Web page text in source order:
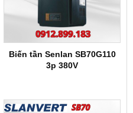
Biến tần Senlan SB70G110
3p 380V